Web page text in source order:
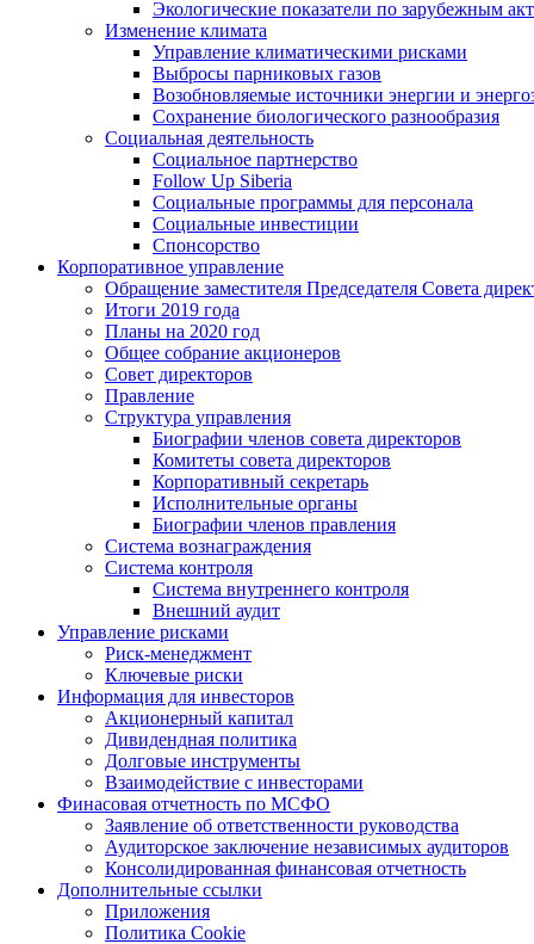
Экологические показатели по зарубежным
Изменение климата
Управление климатическими рисками
Выбросы парниковых газов
Возобновляемые источники энергии и
Сохранение биологического разнообразия
Социальная деятельность
Социальное партнерство
Follow Up Siberia
Социальные программы для персонала
Социальные инвестиции
Спонсорство
Корпоративное управление
Обращение заместителя Председателя Совета
Итоги 2019 года
Планы на 2020 год
Общее собрание акционеров
Совет директоров
Правление
Структура управления
Биографии членов совета директоров
Комитеты совета директоров
Корпоративный секретарь
Исполнительные органы
Биографии членов правления
Система вознаграждения
Система контроля
Система внутреннего контроля
Внешний аудит
Управление рисками
Риск-менеджмент
Ключевые риски
Информация для инвесторов
Акционерный капитал
Дивидендная политика
Долговые инструменты
Взаимодействие с инвеcторами
Финасовая отчетность по МСФО
Заявление об ответственности руководства
Аудиторское заключение независимых аудиторов
Консолидированная финансовая отчетность
Дополнительные ссылки
Приложения
Политика Cookie